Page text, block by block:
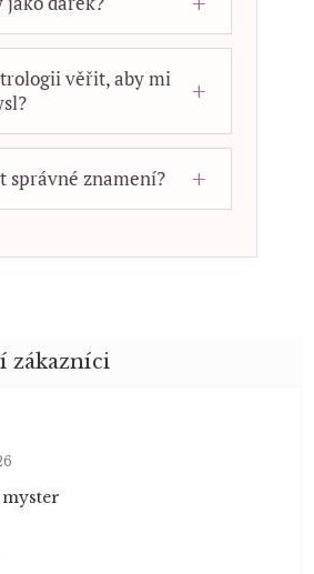
věřit, aby mi
správné znamení?
obchodu je 5 z 5 hvězdiček.